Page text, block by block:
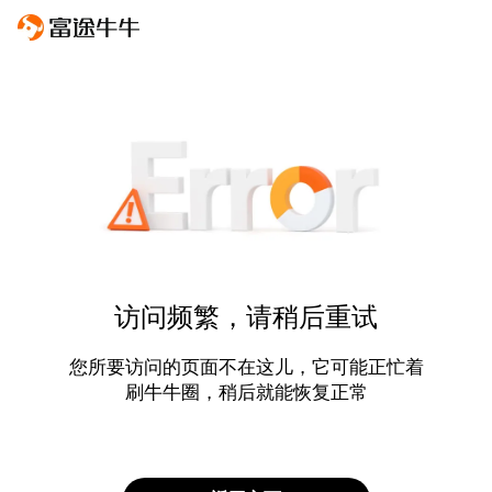
访问频繁，请稍后重试
您所要访问的页面不在这儿，它可能正忙着
刷牛牛圈，稍后就能恢复正常